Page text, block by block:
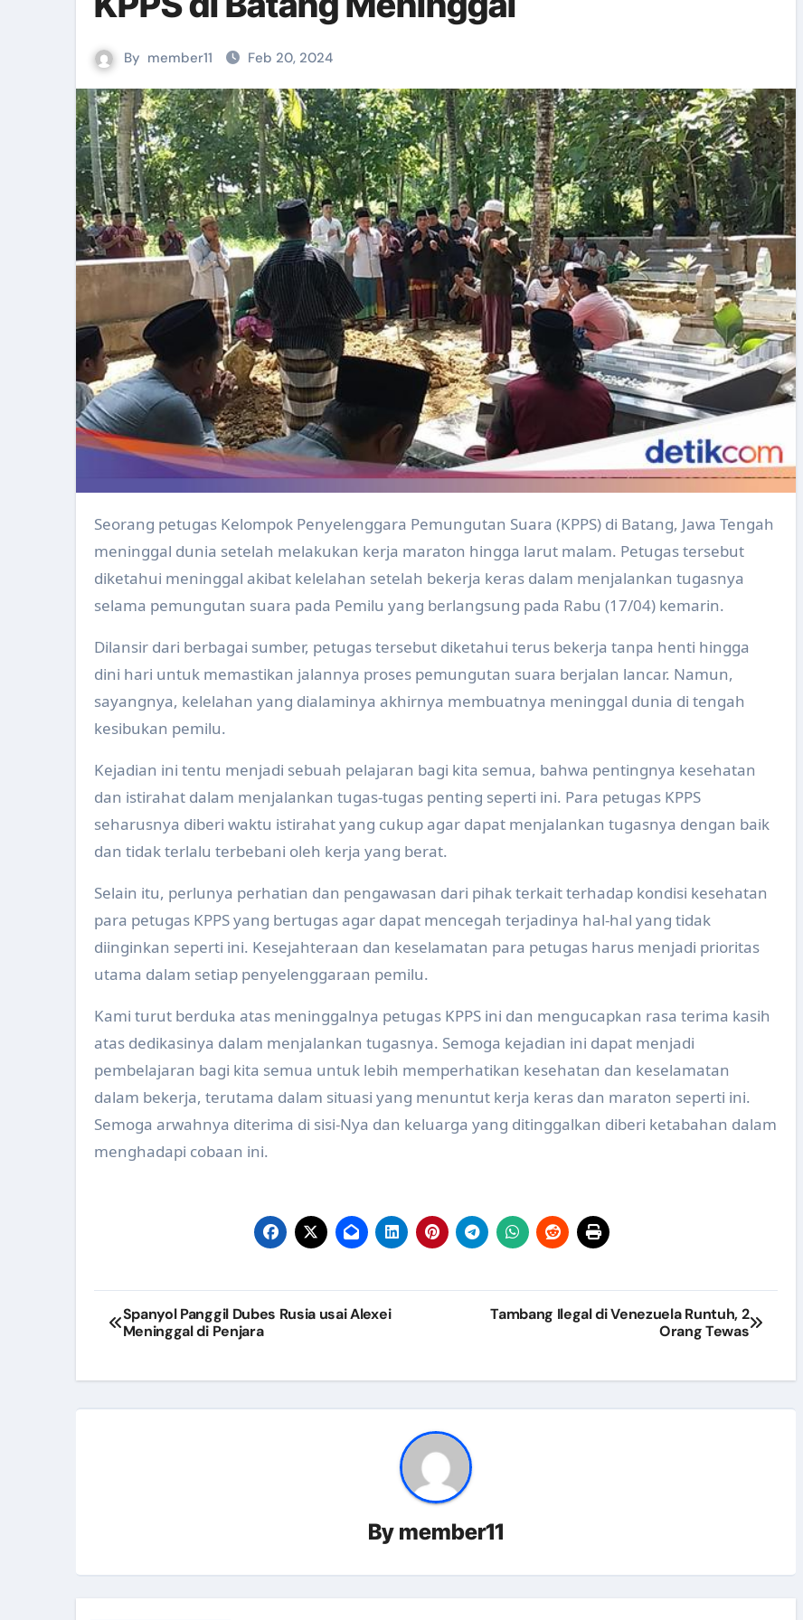
EVALUASI TEMPAT FASILITAS UMUM (TFU)
On The Job Training Bidan Pelopor Batch 5 & 6 Tahun 2024
Senam Kader dan Launching ILP Bersama Bupati Klaten Tahun 2024
Penguatan Penyelenggaraan Kabupaten Kota Sehat (KKS) Kabupaten Klaten Tahun 2024
Koordinasi Input Realisasi Pendapatan dan Belanja di SIPD Tahun 2024
Pertemuan Refresh Kegawatdaruratan Maternal dan Neonatal Bagi Tim PSC 119 dan Tim
Workshop Pijat Baduta di Aula Nogososro
Diskusi Dengan UNICEF Terkait Mekanisme Penganggaran Porgram Gizi di Kabupaten Klaten
Menelusuri Kelezatan Bebek Carok: Dari Malang Hingga Jakarta, Temukan Rekomendasi
Bimbingan Teknis Penyuluhan Keamanan Pangan bagi Pelaku Usaha Industri Pangan di
Upacara Hari Jadi Kabupaten Klaten ke 220 di Alun-Alun Klaten Tahun 2024
Implementasi Germas Dan Integrasi Pelayanan Kesehatan Primer Tahun 2024
Evaluasi Program Kesehatan Olahraga Puskesmas Tahun 2024
Evaluasi Program Kesehatan Kerja Puskesmas Tahun 2024
Perkembangan Kasus Keracunan Makanan di Desa Karangturi Kecamatan Gantiwarno Tahun
Pertemuan Penyusunan Draf Perbup Pariwisata Sehat Kabupaten/Kota Sehat (KKS)
Pemerintah Kabupaten Klaten Mendapatkan Penghargaan UHC Awards kategori Madya
Peningkatan Kapasitas Anggota SBH di SMA 1 Negeri Ceper Tahun 2024
Pemeriksaan Kesehatan Supir Bus untuk Persiapan Mudik Lebaran Tahun 2025
Tim Sidak Pasar Melakukan Pengecekan dan Pemeriksaan Bahan Makanan di Pasar
Apel Ambulance Persiapan Arus Mudik Lebaran Tahun 2025
Pertemuan Refresing System Informasi Kelola Limbah Medis (SIKELIM) Tahun 2024
Launching Gerakan Aksi Bergizi Serentak Tahun 2024 : Remaja Sehat Prestasi Meningkat
Pelatihan SDIDTK dan PMBA pada Kader dan Guru PAUD Tahun 2024
Peningkatan Kapasitas Anggota Saka Bakti Husada Tingkat Kabupaten Tahun 2024
Jambore Kader Kesehatan Kabupaten Klaten Tahun 2024
Pendampingan Tim Ahli Dokter Spesialis Obgyn Ke Puskesmas Delanggu dan Puskesmas
Pertemuan Rencana Evaluasi Kesehatan Lingkungan Dinas Kesehatan Tahun 2024
Pertemuan Koordinasi Program Promosi dan Pemberdayaan Masyarakat Kab. Klaten Tahun
Gerakan Aksi Bergizi di SMP N 2 Klaten
Dinas Kesehatan Berpartisipasi dalam Acara Festival Anti Korupsi di GBK Klaten
Penentuan Lokasi Khusus (Lokus) Kabupaten Kota Sehat
Verifikasi Gerakan Pekerja Perempuan Sehat Produktif (GP2SP) Tingkat Kabupaten Klaten
By member11 Feb 20, 2024
Seorang petugas Kelompok Penyelenggara Pemungutan Suara (KPPS) di Batang, Jawa Tengah
meninggal dunia setelah melakukan kerja maraton hingga larut malam. Petugas tersebut
diketahui meninggal akibat kelelahan setelah bekerja keras dalam menjalankan tugasnya
selama pemungutan suara pada Pemilu yang berlangsung pada Rabu (17/04) kemarin.
Dilansir dari berbagai sumber, petugas tersebut diketahui terus bekerja tanpa henti hingga
dini hari untuk memastikan jalannya proses pemungutan suara berjalan lancar. Namun,
sayangnya, kelelahan yang dialaminya akhirnya membuatnya meninggal dunia di tengah
kesibukan pemilu.
Kejadian ini tentu menjadi sebuah pelajaran bagi kita semua, bahwa pentingnya kesehatan
dan istirahat dalam menjalankan tugas-tugas penting seperti ini. Para petugas KPPS
seharusnya diberi waktu istirahat yang cukup agar dapat menjalankan tugasnya dengan baik
dan tidak terlalu terbebani oleh kerja yang berat.
Selain itu, perlunya perhatian dan pengawasan dari pihak terkait terhadap kondisi kesehatan
para petugas KPPS yang bertugas agar dapat mencegah terjadinya hal-hal yang tidak
diinginkan seperti ini. Kesejahteraan dan keselamatan para petugas harus menjadi prioritas
utama dalam setiap penyelenggaraan pemilu.
Kami turut berduka atas meninggalnya petugas KPPS ini dan mengucapkan rasa terima kasih
atas dedikasinya dalam menjalankan tugasnya. Semoga kejadian ini dapat menjadi
pembelajaran bagi kita semua untuk lebih memperhatikan kesehatan dan keselamatan
dalam bekerja, terutama dalam situasi yang menuntut kerja keras dan maraton seperti ini.
Semoga arwahnya diterima di sisi-Nya dan keluarga yang ditinggalkan diberi ketabahan dalam
menghadapi cobaan ini.
Navigasi
pos
Spanyol Panggil Dubes Rusia usai Alexei
Meninggal di Penjara
Tambang Ilegal di Venezuela Runtuh, 2
Orang Tewas
By member11